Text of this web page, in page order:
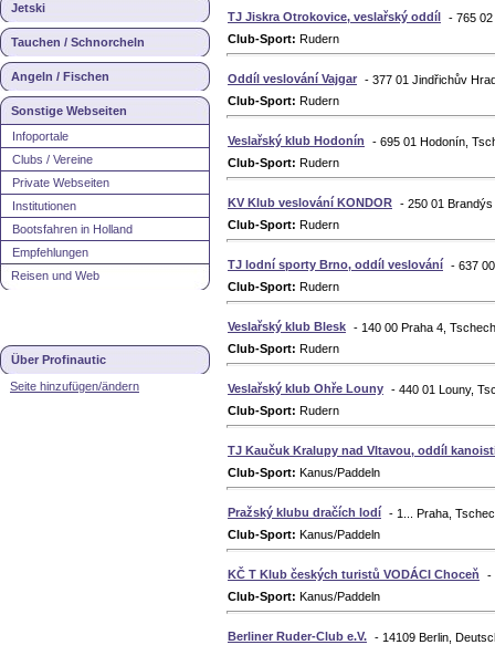
Jetski
Tauchen / Schnorcheln
Angeln / Fischen
Sonstige Webseiten
Infoportale
Clubs / Vereine
Private Webseiten
Institutionen
Bootsfahren in Holland
Empfehlungen
Reisen und Web
Über Profinautic
Seite hinzufügen/ändern
TJ Jiskra Otrokovice, veslařský oddíl - 765
Club-Sport: Rudern
Oddíl veslování Vajgar - 377 01 Jindřichův
Club-Sport: Rudern
Veslařský klub Hodonín
- 695 01 Hodonín,
Club-Sport: Rudern
KV Klub veslování KONDOR - 250 01
Club-Sport: Rudern
TJ lodní sporty Brno, oddíl veslování - 637
Club-Sport: Rudern
Veslařský klub Blesk - 140 00 Praha 4,
Club-Sport: Rudern
Veslařský klub Ohře Louny - 440 01 Louny,
Club-Sport: Rudern
TJ Kaučuk Kralupy nad Vltavou, oddíl
Club-Sport: Kanus/Paddeln
Pražský klubu dračích lodí - 1... Praha,
Club-Sport: Kanus/Paddeln
KČ T Klub českých turistů VODÁCI Choceň
-
Club-Sport: Kanus/Paddeln
Berliner Ruder-Club e.V. - 14109 Berlin,